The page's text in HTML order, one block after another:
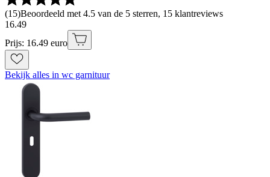
(15)Beoordeeld met 4.5 van de 5 sterren, 15 klantreviews
16.49
Prijs: 16.49 euro
Bekijk alles in wc garnituur